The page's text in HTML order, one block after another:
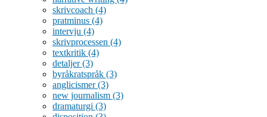
skrivcoach (4)
pratminus (4)
intervju (4)
skrivprocessen (4)
textkritik (4)
detaljer(3)
byråkratspråk (3)
anglicismer(3)
new journalism (3)
dramaturgi (3)